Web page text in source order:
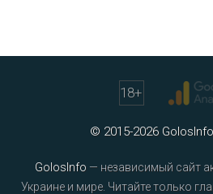
18+
© 2015-2026
GolosInfo — независимый сайт
Украине и мире. Читайте только